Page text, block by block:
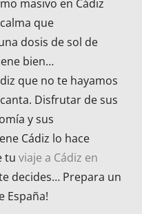
masivo en Cádiz
que
dosis de sol de
bien…
que no te hayamos
Disfrutar de sus
y sus
Cádiz lo hace
tu viaje a Cádiz en
decides… Prepara un
España!